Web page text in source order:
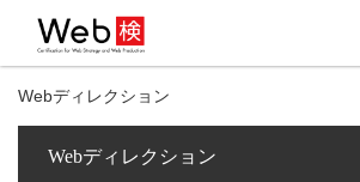
Webディレクション
Webディレクション